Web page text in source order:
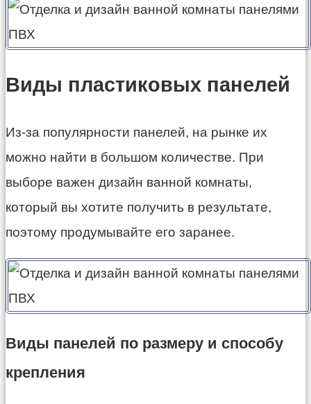
Виды пластиковых панелей
Из-за популярности панелей, на рынке их
можно найти в большом количестве. При
выборе важен дизайн ванной комнаты,
который вы хотите получить в результате,
поэтому продумывайте его заранее.
Виды панелей по размеру и способу
крепления